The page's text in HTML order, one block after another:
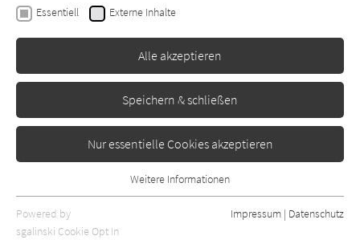
Rob Boffard
Verschollen
Erschienen: September 2019 0
Essentiell Externe Inhalte
Alle akzeptieren
Speichern & schließen
Nur essentielle Cookies akzeptieren
Essentielle Cookies werden für grundlegende Funktionen der
Webseite benötigt. Dadurch ist gewährleistet, dass die Webseite
Weitere Informationen
Powered by
sgalinski Cookie Opt In
Impressum | Datenschutz